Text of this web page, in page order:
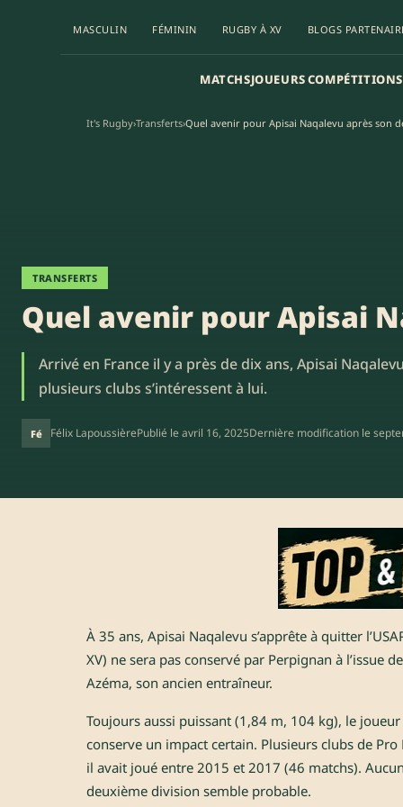
MASCULIN FÉMININ RUGBY À XV BLOGS
MATCHSJOUEURSCOMPÉTITIONS
It's Rugby›Transferts›Quel avenir pour Apisai Naqalevu après son
TRANSFERTS
Quel avenir pour Apisai
Arrivé en France il y a près de dix ans, Apisai
plusieurs clubs s’intéressent à lui.
Fé Félix LapoussièrePublié le avril 16, 2025Dernière modification le
À 35 ans, Apisai Naqalevu s’apprête à quitter
XV) ne sera pas conservé par Perpignan à l’issue
Azéma, son ancien entraîneur.
Toujours aussi puissant (1,84 m, 104 kg), le
conserve un impact certain. Plusieurs clubs de
il avait joué entre 2015 et 2017 (46 matchs).
deuxième division semble probable.